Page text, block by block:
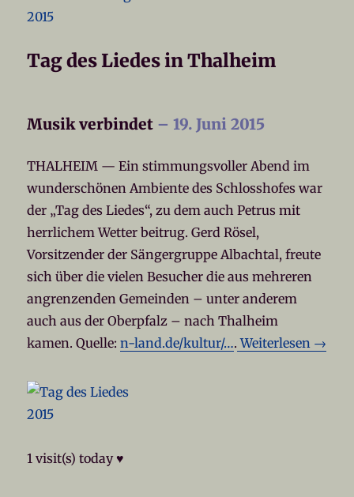
Tag des Liedes in Thalheim
Musik verbindet – 19. Juni 2015
THALHEIM — Ein stimmungsvoller Abend im
wunderschönen Ambiente des Schlosshofes war
der „Tag des Liedes“, zu dem auch Petrus mit
herrlichem Wetter beitrug. Gerd Rösel,
Vorsitzender der Sängergruppe Albachtal, freute
sich über die vielen Besucher die aus mehreren
angrenzenden Gemeinden – unter anderem
auch aus der Oberpfalz – nach Thalheim
kamen. Quelle:n-land.de/kultur/…. Weiterlesen →
1 visit(s) today ♥